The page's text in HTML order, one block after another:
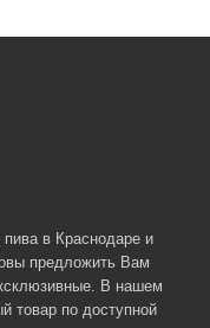
в Краснодаре и
предложить Вам
В нашем
товар по доступной